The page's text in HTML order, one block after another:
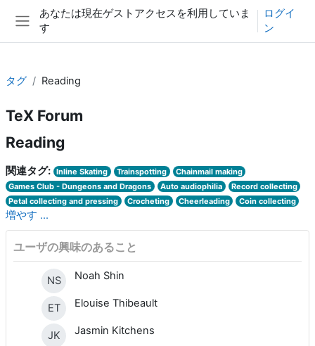
メインコンテンツへスキップする
サイドパネル
あなたは現在ゲストアクセスを利用していま
す
ログイ
ン
タグ Reading
TeX Forum
Reading
関連タグ: Inline Skating Trainspotting
Chainmail making
Games Club - Dungeons and Dragons
Auto audiophilia
Record collecting
Petal collecting and pressing
Crocheting Cheerleading Coin collecting
増やす ...
ユーザの興味のあること
NS Noah Shin
ET Elouise Thibeault
JK Jasmin Kitchens